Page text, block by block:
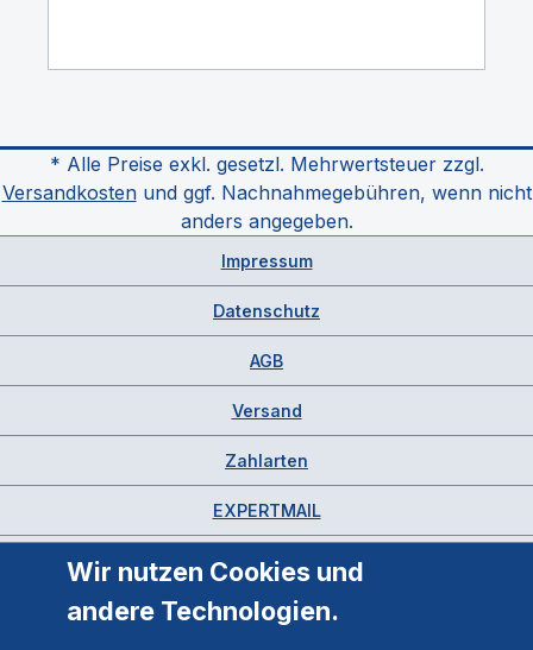
* Alle Preise exkl. gesetzl. Mehrwertsteuer zzgl.
Versandkostenund ggf. Nachnahmegebühren, wenn nicht
anders angegeben.
Impressum
Datenschutz
AGB
Versand
Zahlarten
EXPERTMAIL
Wir nutzen Cookies und
andere Technologien.